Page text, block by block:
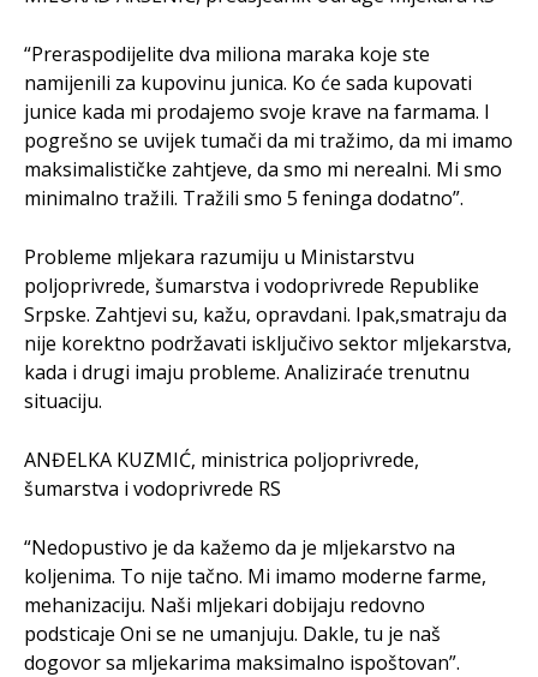
“Preraspodijelite dva miliona maraka koje ste
namijenili za kupovinu junica. Ko će sada kupovati
junice kada mi prodajemo svoje krave na farmama. I
pogrešno se uvijek tumači da mi tražimo, da mi imamo
maksimalističke zahtjeve, da smo mi nerealni. Mi smo
minimalno tražili. Tražili smo 5 feninga dodatno”.
Probleme mljekara razumiju u Ministarstvu
poljoprivrede, šumarstva i vodoprivrede Republike
Srpske. Zahtjevi su, kažu, opravdani. Ipak,smatraju da
nije korektno podržavati isključivo sektor mljekarstva,
kada i drugi imaju probleme. Analiziraće trenutnu
situaciju.
ANĐELKA KUZMIĆ, ministrica poljoprivrede,
šumarstva i vodoprivrede RS
“Nedopustivo je da kažemo da je mljekarstvo na
koljenima. To nije tačno. Mi imamo moderne farme,
mehanizaciju. Naši mljekari dobijaju redovno
podsticaje Oni se ne umanjuju. Dakle, tu je naš
dogovor sa mljekarima maksimalno ispoštovan”.